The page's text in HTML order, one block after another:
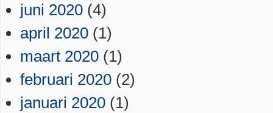
juni 2020 (4)
april 2020 (1)
maart 2020 (1)
februari 2020 (2)
januari 2020 (1)